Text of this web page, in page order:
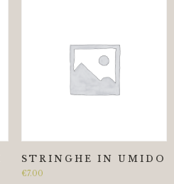
STRINGHE IN UMIDO
€7.00